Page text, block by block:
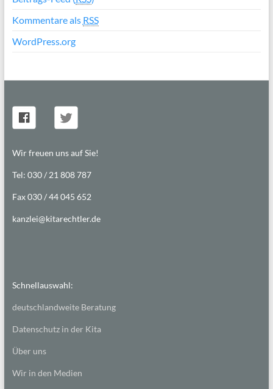
Kommentare als RSS
WordPress.org
Wir freuen uns auf Sie!
Tel: 030 / 21 808 787
Fax 030 / 44 045 652
kanzlei@kitarechtler.de
Schnellauswahl:
deutschlandweite Beratung
Datenschutz in der Kita
Über uns
Wir in den Medien